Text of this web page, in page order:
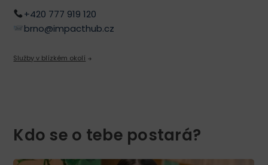
+420 777 919 120
brno@impacthub.cz
Služby v blízkém okolí
Kdo se o tebe postará?